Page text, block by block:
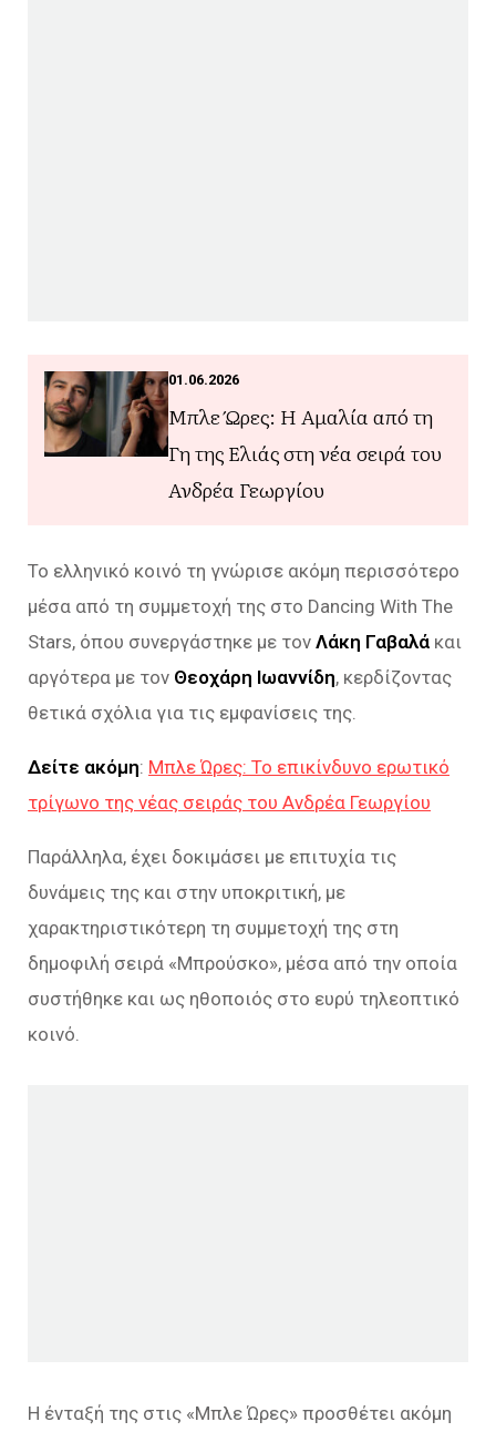
01.06.2026
Μπλε Ώρες: Η Αμαλία από τη
Γη της Ελιάς στη νέα σειρά του
Ανδρέα Γεωργίου
Το ελληνικό κοινό τη γνώρισε ακόμη περισσότερο
μέσα από τη συμμετοχή της στο Dancing With The
Stars, όπου συνεργάστηκε με τον Λάκη Γαβαλά και
αργότερα με τον Θεοχάρη Ιωαννίδη, κερδίζοντας
θετικά σχόλια για τις εμφανίσεις της.
Δείτε ακόμη: Μπλε Ώρες: Το επικίνδυνο ερωτικό
τρίγωνο της νέας σειράς του Ανδρέα Γεωργίου
Παράλληλα, έχει δοκιμάσει με επιτυχία τις
δυνάμεις της και στην υποκριτική, με
χαρακτηριστικότερη τη συμμετοχή της στη
δημοφιλή σειρά «Μπρούσκο», μέσα από την οποία
συστήθηκε και ως ηθοποιός στο ευρύ τηλεοπτικό
κοινό.
Η ένταξή της στις «Μπλε Ώρες» προσθέτει ακόμη